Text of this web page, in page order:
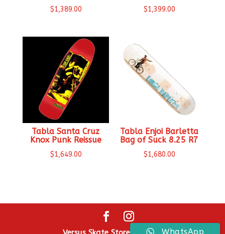
$1,389.00 $1,399.00
Tabla Santa Cruz
Knox Punk Reissue
$1,649.00
Tabla Enjoi Barletta
Bag of Suck 8.25 R7
$1,680.00
WhatsApp